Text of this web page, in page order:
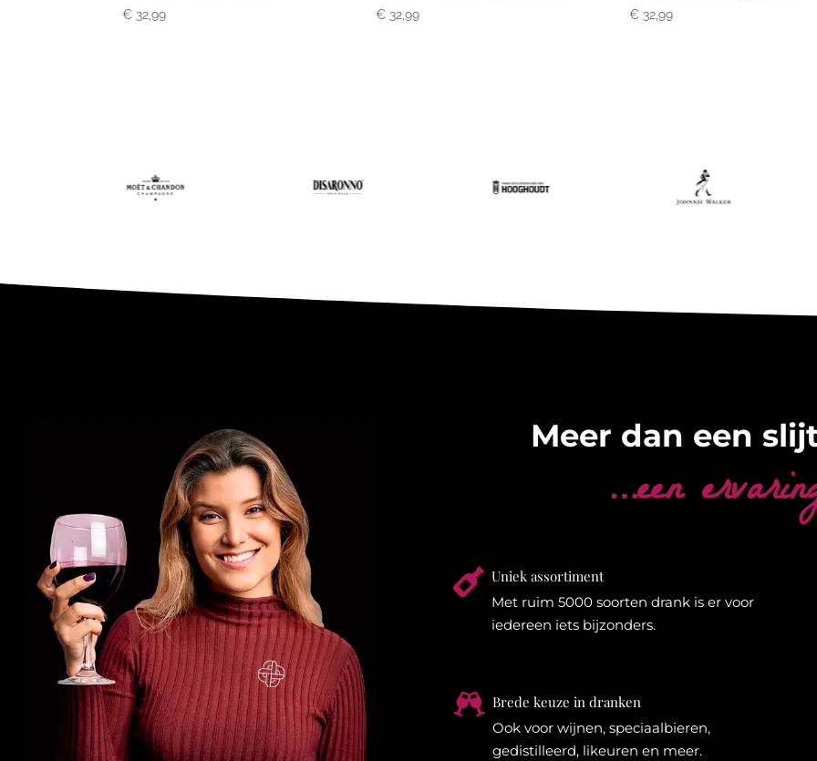
€ 32,99 € 32,99 € 32,99
Meer dan een
…een
 Uniek assortiment
Met ruim 5000 soorten drank is er voor
iedereen iets bijzonders.
 Brede keuze in dranken
Ook voor wijnen, speciaalbieren,
gedistilleerd, likeuren en meer.